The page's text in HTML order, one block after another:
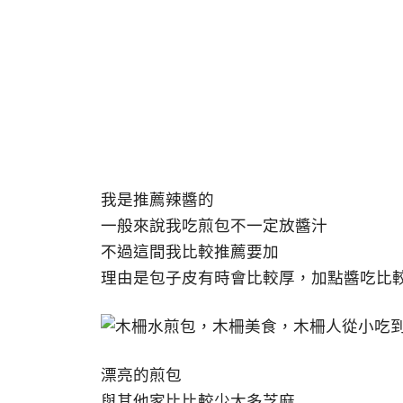
我是推薦辣醬的
一般來說我吃煎包不一定放醬汁
不過這間我比較推薦要加
理由是包子皮有時會比較厚，加點醬吃比
漂亮的煎包